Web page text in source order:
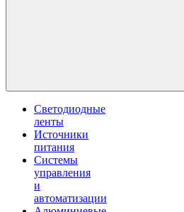
Светодиодные
ленты
Источники
питания
Системы
управления
и
автоматизации